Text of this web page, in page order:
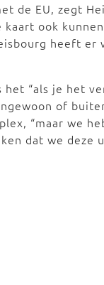
de EU, zegt
kaart ook
heeft
het “als je het
of
“maar we
dat we deze